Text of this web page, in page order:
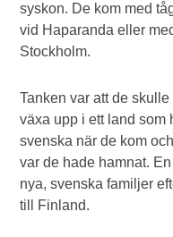
syskon. De kom med
vid Haparanda eller
Stockholm.
Tanken var att de
växa upp i ett land som
svenska när de kom
var de hade hamnat.
nya, svenska familjer
till Finland.